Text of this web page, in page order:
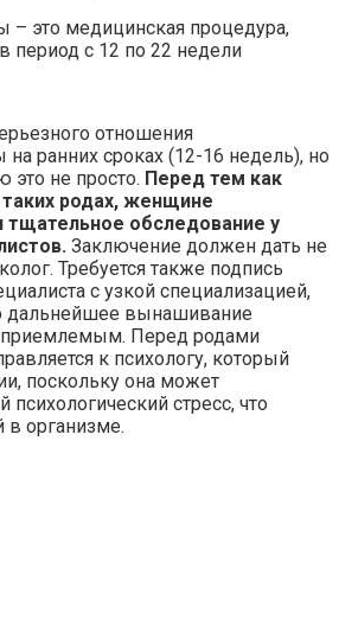
– это медицинская процедура,
период с 12 по 22 недели
отношения
ранних сроках (12-16 недель), но
не просто. Перед тем как
родах, женщине
тщательное обследование у
Заключение должен дать не
Требуется также подпись
с узкой специализацией,
дальнейшее вынашивание
Перед родами
к психологу, который
поскольку она может
стресс, что
организме.